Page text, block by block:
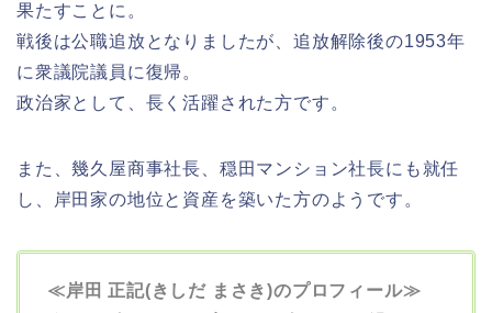
果たすことに。
戦後は公職追放となりましたが、追放解除後の1953年
に衆議院議員に復帰。
政治家として、長く活躍された方です。
また、幾久屋商事社長、穏田マンション社長にも就任
し、岸田家の地位と資産を築いた方のようです。
≪岸田 正記(きしだ まさき)のプロフィール≫